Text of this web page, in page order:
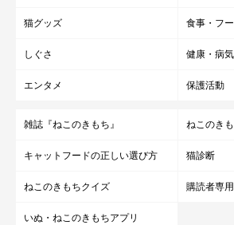
猫グッズ 食事・フ
しぐさ 健康・病気
エンタメ 保護活動
雑誌『ねこのきもち』 ねこのき
キャットフードの正しい選び方 猫診断
ねこのきもちクイズ 購読者専
いぬ・ねこのきもちアプリ